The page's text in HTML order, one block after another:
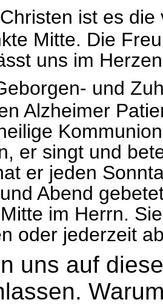
ist es
Mitte. Die
uns im
und
Alzheimer
er singt und
er jeden
Abend
im Herrn.
oder jederzeit
uns auf